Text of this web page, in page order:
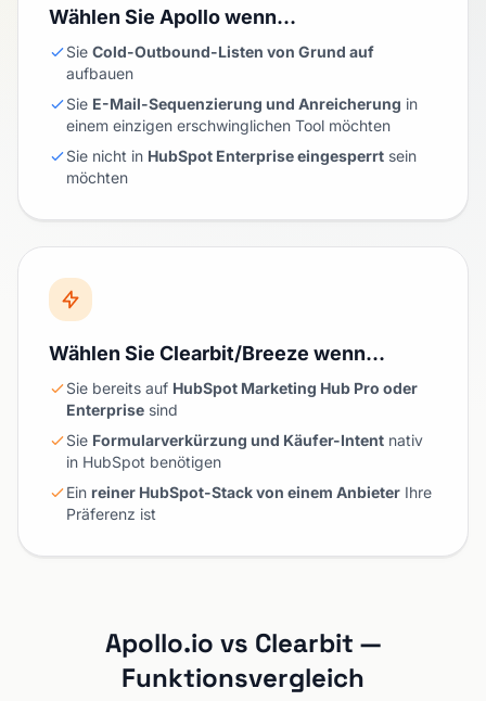
Wählen Sie Apollo wenn…
Sie Cold-Outbound-Listen von Grund auf
aufbauen
Sie E-Mail-Sequenzierung und Anreicherung in
einem einzigen erschwinglichen Tool möchten
Sie nicht in HubSpot Enterprise eingesperrt sein
möchten
Wählen Sie Clearbit/Breeze wenn…
Sie bereits auf HubSpot Marketing Hub Pro oder
Enterprise sind
Sie Formularverkürzung und Käufer-Intent nativ
in HubSpot benötigen
Ein reiner HubSpot-Stack von einem Anbieter Ihre
Präferenz ist
Apollo.io vs Clearbit —
Funktionsvergleich